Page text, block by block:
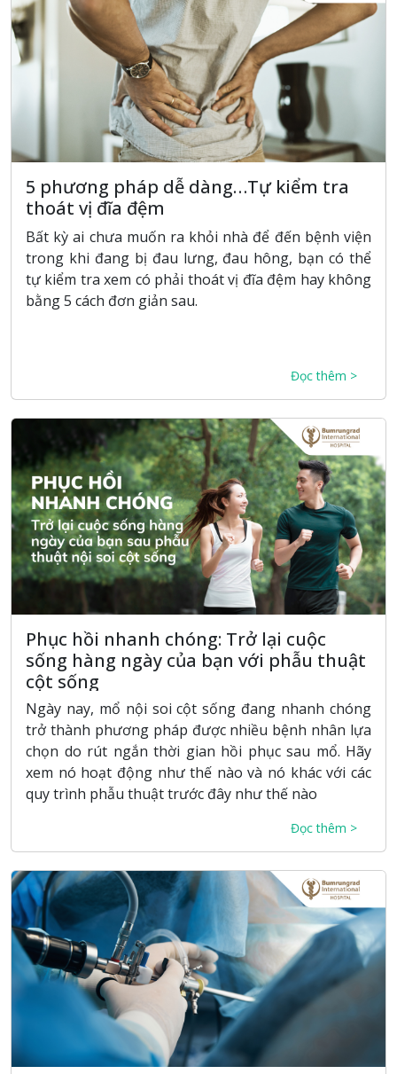
5 phương pháp dễ dàng…Tự kiểm tra
thoát vị đĩa đệm
Bất kỳ ai chưa muốn ra khỏi nhà để đến bệnh viện
trong khi đang bị đau lưng, đau hông, bạn có thể
tự kiểm tra xem có phải thoát vị đĩa đệm hay không
bằng 5 cách đơn giản sau.
Đọc thêm >
Phục hồi nhanh chóng: Trở lại cuộc
sống hàng ngày của bạn với phẫu thuật
cột sống
Ngày nay, mổ nội soi cột sống đang nhanh chóng
trở thành phương pháp được nhiều bệnh nhân lựa
chọn do rút ngắn thời gian hồi phục sau mổ. Hãy
xem nó hoạt động như thế nào và nó khác với các
quy trình phẫu thuật trước đây như thế nào
Đọc thêm >